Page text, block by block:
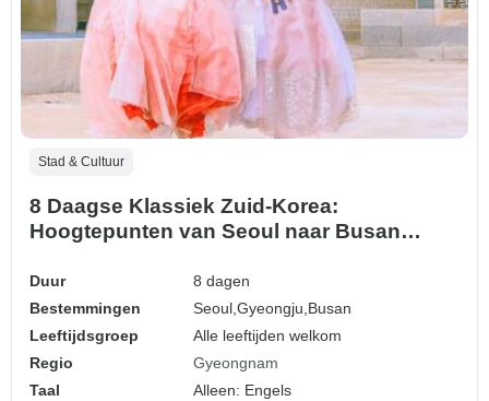
Stad & Cultuur
8 Daagse Klassiek Zuid-Korea:
Hoogtepunten van Seoul naar Busan
Aanpasbaar
Duur
8 dagen
Bestemmingen
Seoul,Gyeongju,Busan
Leeftijdsgroep
Alle leeftijden welkom
Regio
Gyeongnam
Taal
Alleen: Engels